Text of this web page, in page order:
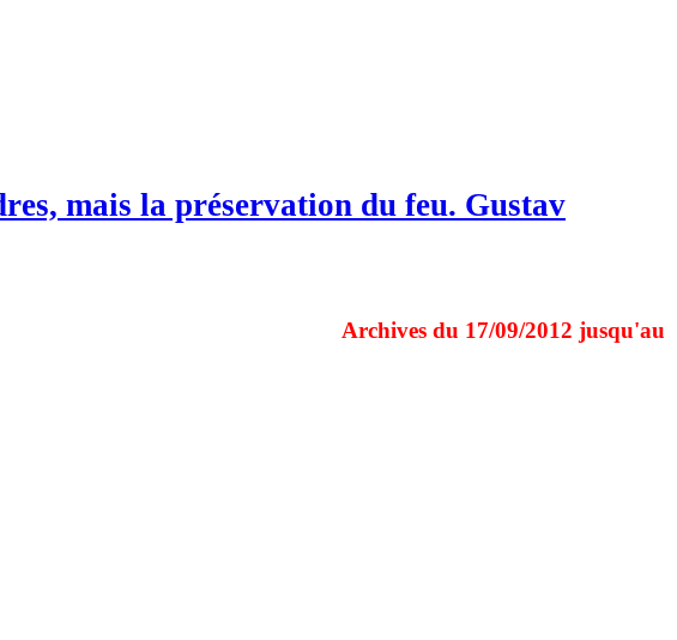
mais la préservation du feu. Gustav
Archives du 17/09/2012 jusqu'au 31/12/